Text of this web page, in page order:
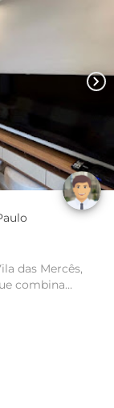
chevron_right
- São Paulo
das Mercês,
combina